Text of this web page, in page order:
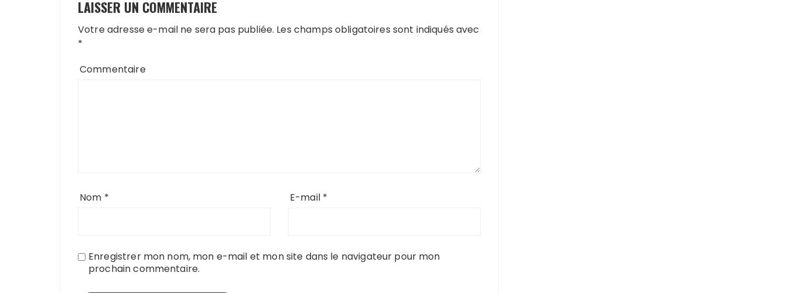
LAISSER UN COMMENTAIRE
Votre adresse e-mail ne sera pas publiée. Les champs obligatoires sont indiqués avec
*
Commentaire
Nom * E-mail *
Enregistrer mon nom, mon e-mail et mon site dans le navigateur pour mon
prochain commentaire.